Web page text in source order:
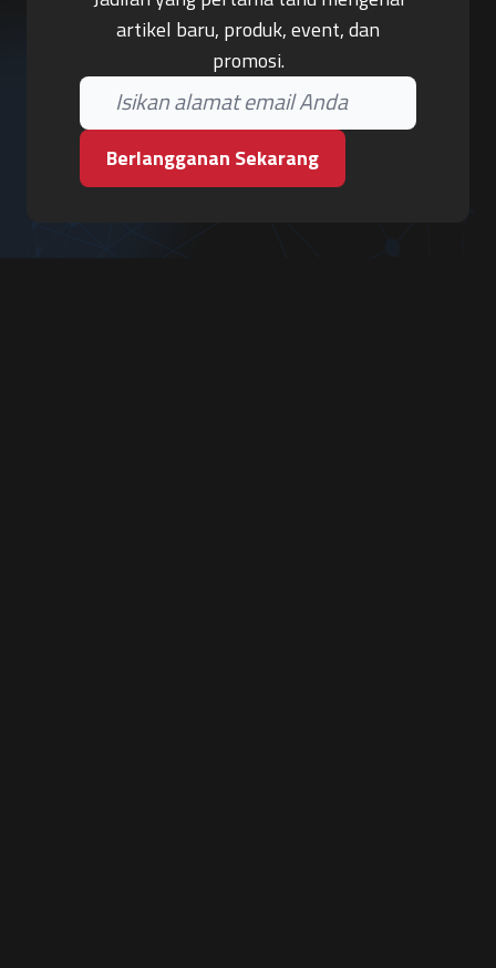
artikel baru, produk, event, dan
promosi.
Berlangganan Sekarang